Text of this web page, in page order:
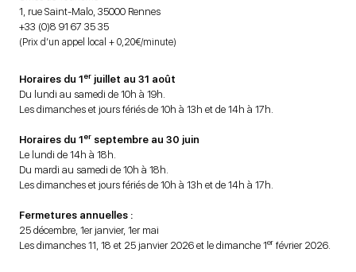
1, rue Saint-Malo, 35000 Rennes
+33 (0)8 91 67 35 35
(Prix d’un appel local + 0,20€/minute)
Horaires du 1er juillet au 31 août
Du lundi au samedi de 10h à 19h.
Les dimanches et jours fériés de 10h à 13h et de 14h à 17h.
Horaires du 1er septembre au 30 juin
Le lundi de 14h à 18h.
Du mardi au samedi de 10h à 18h.
Les dimanches et jours fériés de 10h à 13h et de 14h à 17h.
Fermetures annuelles :
25 décembre, 1er janvier, 1er mai
Les dimanches 11, 18 et 25 janvier 2026 et le dimanche 1er février 2026.